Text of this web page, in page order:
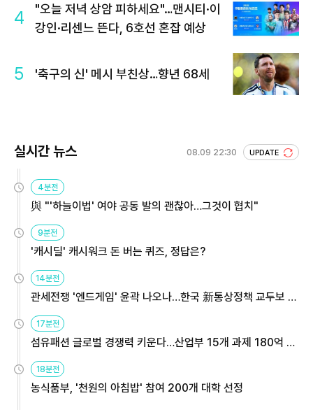
4
"오늘 저녁 상암 피하세요"…맨시티·이
강인·리센느 뜬다, 6호선 혼잡 예상
5 '축구의 신' 메시 부친상…향년 68세
실시간 뉴스 08.09 22:30 UPDATE
4분전
與 "'하늘이법' 여야 공동 발의 괜찮아…그것이 협치"
9분전
'캐시딜' 캐시워크 돈 버는 퀴즈, 정답은?
14분전
관세전쟁 '엔드게임' 윤곽 나오나…한국 新통상정책 교두보 활
17분전
섬유패션 글로벌 경쟁력 키운다…산업부 15개 과제 180억 지
18분전
농식품부, '천원의 아침밥' 참여 200개 대학 선정